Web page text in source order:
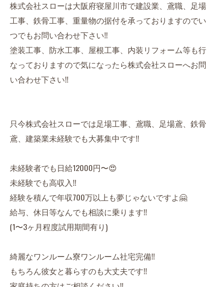
株式会社スローは大阪府寝屋川市で建設業、鳶職、足場
工事、鉄骨工事、重量物の据付を承っておりますのでい
つでもお問い合わせ下さい‼️
塗装工事、防水工事、屋根工事、内装リフォーム等も行
なっておりますので気になったら株式会社スローへお問
い合わせ下さい‼️
只今株式会社スローでは足場工事、鳶職、足場鳶、鉄骨
鳶、建築業未経験でも大募集中です‼️
未経験者でも日給12000円〜😍
未経験でも高収入‼️
経験を積んで年収700万以上も夢じゃないですよ🤗
給与、休日等なんでも相談に乗ります‼️
(1〜3ヶ月程度試用期間有り)
綺麗なワンルーム寮ワンルーム社宅完備‼️
もちろん彼女と暮らすのも大丈夫です‼️